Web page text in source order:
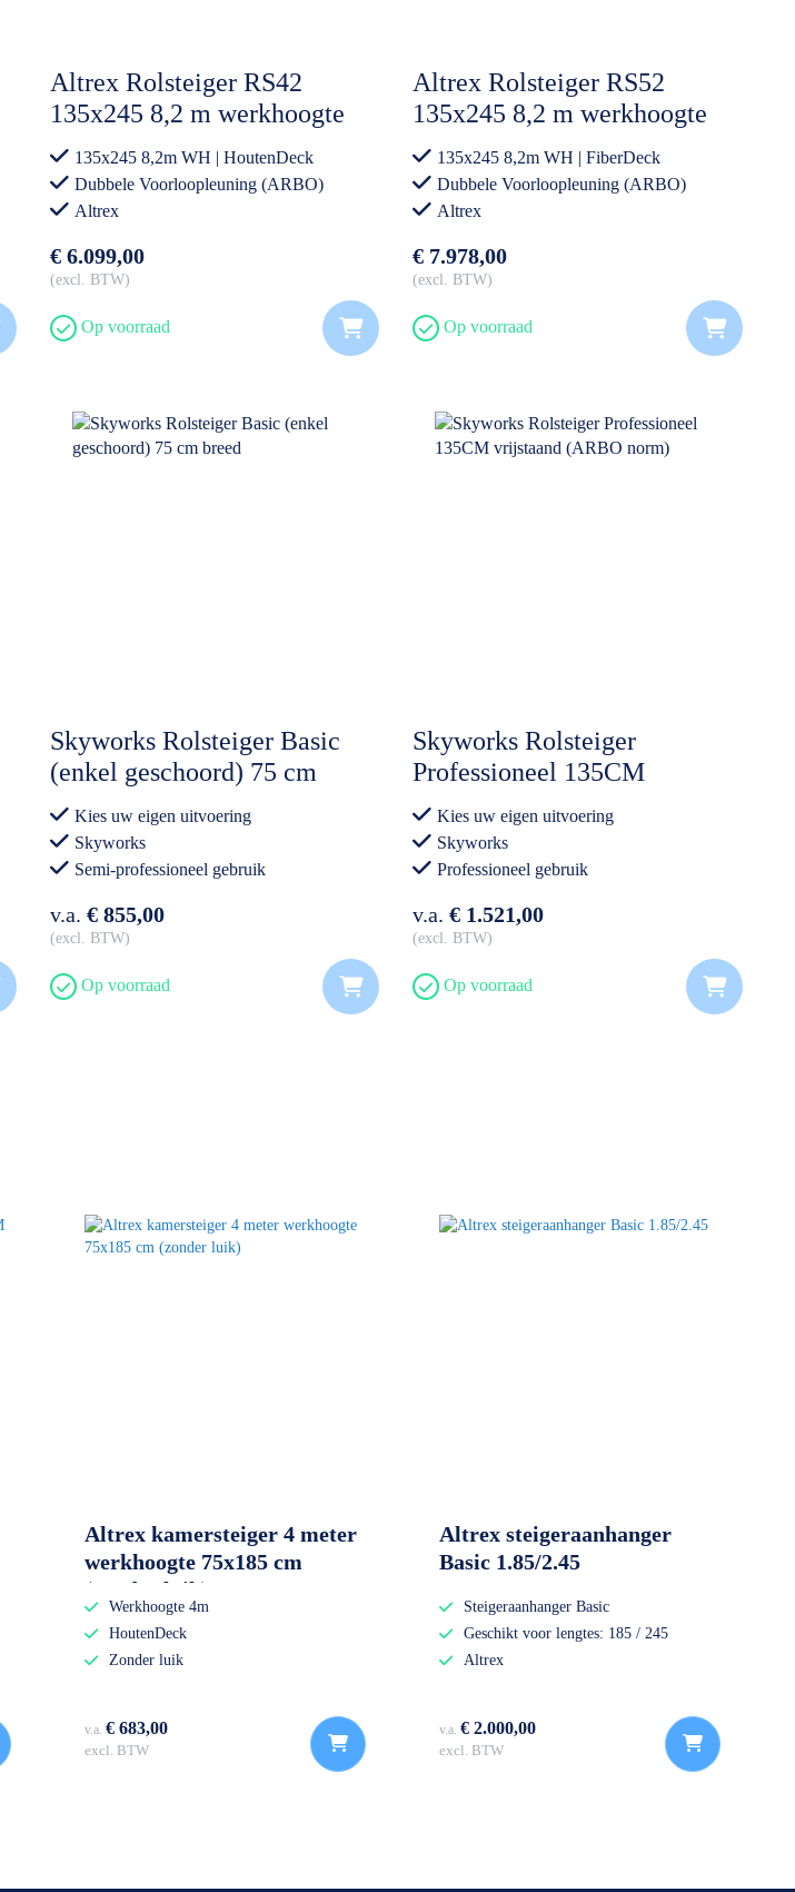
Altrex Rolsteiger RS42
135x245 8,2 m werkhoogte
Dubbele Voorloopleuning
incl. Steigeraanhanger Open
135x245 8,2m WH | HoutenDeck
Dubbele Voorloopleuning (ARBO)
Altrex
€ 6.099,00
excl. BTW
Op voorraad
Altrex Rolsteiger RS52
135x245 8,2 m werkhoogte
FiberDeck® Dubbele
Voorloopleuning incl.
Steigeraanhanger DeLuxe
135x245 8,2m WH | FiberDeck
Dubbele Voorloopleuning (ARBO)
Altrex
€ 7.978,00
excl. BTW
Op voorraad
Skyworks Rolsteiger Basic
(enkel geschoord) 75 cm
breed
Kies uw eigen uitvoering
Skyworks
Semi-professioneel gebruik
v.a. € 855,00
excl. BTW
Op voorraad
Skyworks Rolsteiger
Professioneel 135CM
vrijstaand (ARBO norm)
Kies uw eigen uitvoering
Skyworks
Professioneel gebruik
v.a.€ 1.521,00
excl. BTW
Op voorraad
Altrex kamersteiger 4 meter
werkhoogte 75x185 cm
(zonder luik)
Werkhoogte 4m
HoutenDeck
Zonder luik
v.a. € 683,00
excl. BTW
Altrex steigeraanhanger
Basic 1.85/2.45
Steigeraanhanger Basic
Geschikt voor lengtes: 185 / 245
Altrex
v.a. € 2.000,00
excl. BTW